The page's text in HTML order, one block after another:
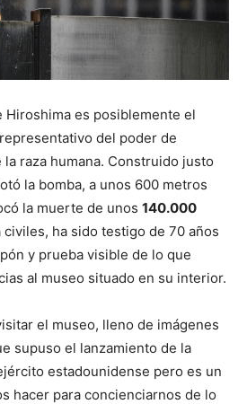
Hiroshima es posiblemente el
del poder de
raza humana. Construido justo
la bomba, a unos 600 metros
la muerte de unos 140.000
civiles, ha sido testigo de 70 años
y prueba visible de lo que
al museo situado en su interior.
el museo, lleno de imágenes
supuso el lanzamiento de la
estadounidense pero es un
hacer para concienciarnos de lo